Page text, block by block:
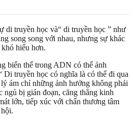
di truyền học và“ di truyền học ” như
song song với nhau, nhưng sự khác
hiểu hơn.
biến thể trong ADN có thể ảnh
Di truyền học có nghĩa là có thể đi qua
ám chỉ những ảnh hưởng không phải
bị gián đoạn, căng thẳng kinh
lớn, tiếp xúc với chấn thương tâm